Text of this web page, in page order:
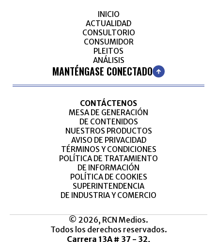
INICIO
ACTUALIDAD
CONSULTORIO
CONSUMIDOR
PLEITOS
ANÁLISIS
MANTÉNGASE CONECTADO
CONTÁCTENOS
MESA DE GENERACIÓN
DE CONTENIDOS
NUESTROS PRODUCTOS
AVISO DE PRIVACIDAD
TÉRMINOS Y CONDICIONES
POLÍTICA DE TRATAMIENTO
DE INFORMACIÓN
POLÍTICA DE COOKIES
SUPERINTENDENCIA
DE INDUSTRIA Y COMERCIO
© 2026, RCN Medios.
Todos los derechos reservados.
Carrera 13A # 37 - 32,